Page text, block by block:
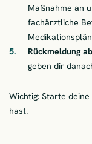
Maßnahme an
fachärztliche
Rückmeldung
geben dir
Wichtig: Starte
hast.